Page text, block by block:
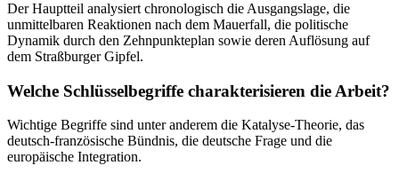
Der Hauptteil analysiert chronologisch die Ausgangslage, die
unmittelbaren Reaktionen nach dem Mauerfall, die politische
Dynamik durch den Zehnpunkteplan sowie deren Auflösung auf
dem Straßburger Gipfel.
Welche Schlüsselbegriffe charakterisieren die Arbeit?
Wichtige Begriffe sind unter anderem die Katalyse-Theorie, das
deutsch-französische Bündnis, die deutsche Frage und die
europäische Integration.